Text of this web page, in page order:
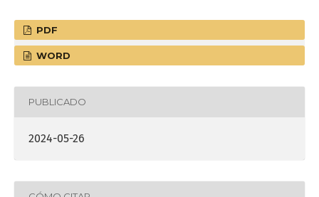
PDF
WORD
PUBLICADO
2024-05-26